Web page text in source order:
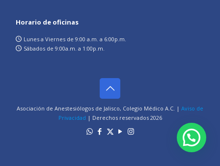
Horario de oficinas
Lunes a Viernes de 9:00 a.m. a 6:00p.m.
Sábados de 9:00a.m. a 1:00p.m.
Asociación de Anestesiólogos de Jalisco, Colegio Médico A.C. | Aviso de
Privacidad | Derechos reservados 2026